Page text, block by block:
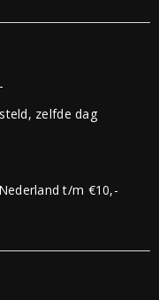
zelfde dag
t/m €10,-